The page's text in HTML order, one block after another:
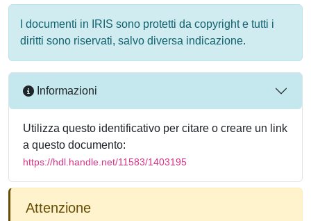
I documenti in IRIS sono protetti da copyright e tutti i
diritti sono riservati, salvo diversa indicazione.
Informazioni
Utilizza questo identificativo per citare o creare un link
a questo documento:
https://hdl.handle.net/11583/1403195
Attenzione